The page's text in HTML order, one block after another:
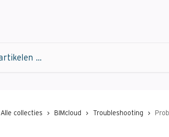
Alle collecties BIMcloud Troubleshooting